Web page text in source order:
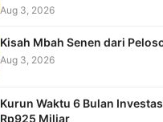
Aug 3, 2026
Kisah Mbah Senen dari
Aug 3, 2026
Kurun Waktu 6 Bulan
Rp925 Miliar